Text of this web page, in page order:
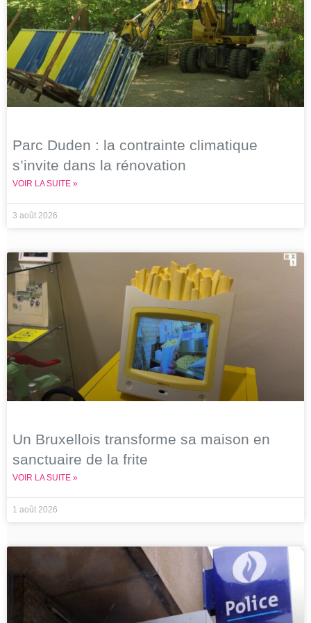
Parc Duden : la contrainte climatique
s’invite dans la rénovation
VOIR LA SUITE »
3 août 2026
Un Bruxellois transforme sa maison en
sanctuaire de la frite
VOIR LA SUITE »
1 août 2026